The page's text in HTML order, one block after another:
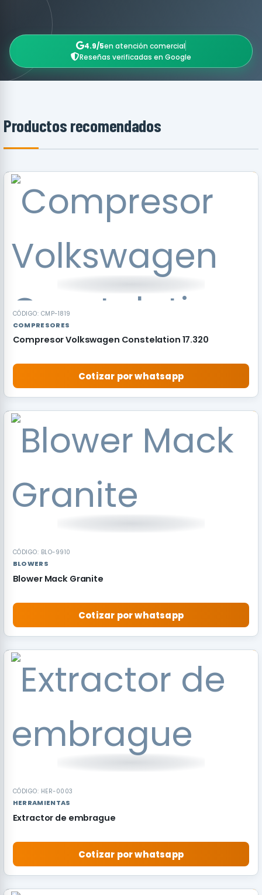
4.9/5en atención comercial
Reseñas verificadas en Google
Productos recomendados
RECOMENDADO
CÓDIGO: CMP-1819
COMPRESORES
Compresor Volkswagen Constelation 17.320
Cotizar por whatsapp
RECOMENDADO
CÓDIGO: BLO-9910
BLOWERS
Blower Mack Granite
Cotizar por whatsapp
RECOMENDADO
CÓDIGO: HER-0003
HERRAMIENTAS
Extractor de embrague
Cotizar por whatsapp